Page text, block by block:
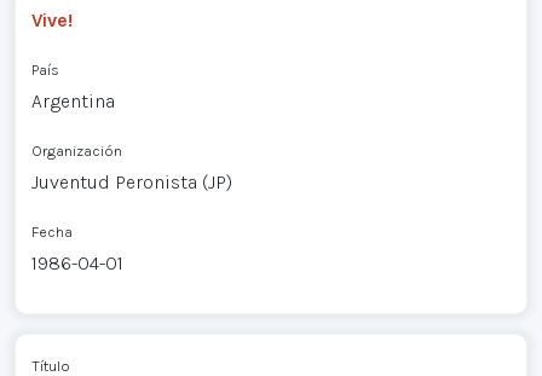
Vive!
País
Argentina
Organización
Juventud Peronista (JP)
Fecha
1986-04-01
Título